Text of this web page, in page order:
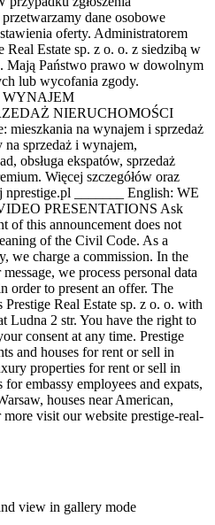
dane osobowe
oferty. Administratorem
Real Estate sp. z o. o. z siedzibą w
Mają Państwo prawo w dowolnym
lub wycofania zgody.
WYNAJEM
NIERUCHOMOŚCI
mieszkania na wynajem i sprzedaż
sprzedaż i wynajem,
obsługa ekspatów, sprzedaż
Więcej szczegółów oraz
nprestige.pl _______ English: WE
PRESENTATIONS Ask
of this announcement does not
of the Civil Code. As a
we charge a commission. In the
we process personal data
order to present an offer. The
Real Estate sp. z o. o. with
Ludna 2 str. You have the right to
consent at any time. Prestige
and houses for rent or sell in
properties for rent or sell in
for embassy employees and expats,
houses near American,
visit our website prestige-real-
view in gallery mode